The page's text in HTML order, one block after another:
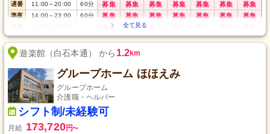
遅番 11:00～20:00 60分 募集 募集 募集 募集 募集 募集 募集
準夜 14:00～23:00 60分 募集 募集 募集 募集 募集 募集 募集
募集 募集
深夜 23:00～翌8:00 - 募集 募集 募集 募集 募集 募集 募集
遊楽館（白石本通） から 1.2km
グループホーム ほほえみ
グループホーム
介護職・ヘルパー
シフト制/未経験可
月給 173,720円〜